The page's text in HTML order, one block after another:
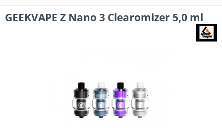
GEEKVAPE Z Nano 3 Clearomizer 5,0 ml